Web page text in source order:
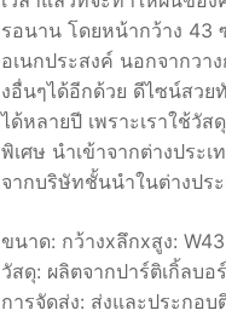
฿
รอนาน โดยหน้ากว้าง 43
อเนกประสงค์ นอกจากวา
งอื่นๆได้อีกด้วย ดีไซน์สว
ได้หลายปี เพราะเราใช้วั
พิเศษ นำเข้าจากต่างประ
จากบริษัทชั้นนำในต่างปร
ขนาด: กว้างxลึกxสูง:
วัสดุ: ผลิตจากปาร์ติเกิ้ลบ
การจัดส่ง: ส่งและประกอ